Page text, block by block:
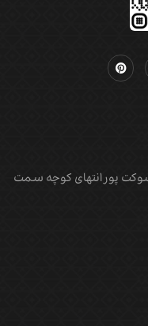
پور انتهای کوچه سمت